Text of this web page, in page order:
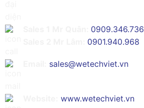
0909.346.736
0901.940.968
sales@wetechviet.vn
www.wetechviet.vn